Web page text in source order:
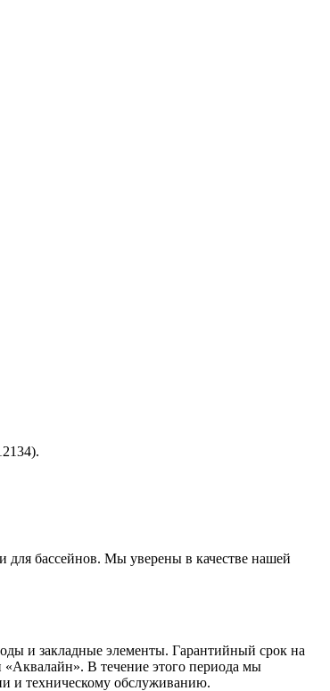
для бассейнов. Мы уверены в качестве нашей
и закладные элементы. Гарантийный срок на
«Аквалайн». В течение этого периода мы
и техническому обслуживанию.